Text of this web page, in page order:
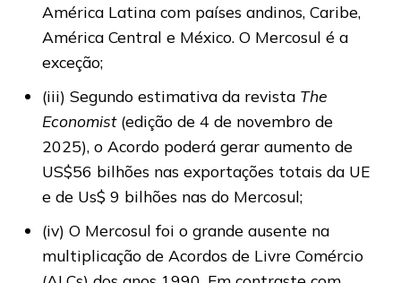
América Latina com países andinos, Caribe,
América Central e México. O Mercosul é a
exceção;
(iii) Segundo estimativa da revista The
Economist (edição de 4 de novembro de
2025), o Acordo poderá gerar aumento de
US$56 bilhões nas exportações totais da UE
e de Us$ 9 bilhões nas do Mercosul;
(iv) O Mercosul foi o grande ausente na
multiplicação de Acordos de Livre Comércio